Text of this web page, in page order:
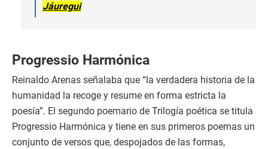
Jáuregui
Progressio Harmónica
Reinaldo Arenas señalaba que “la verdadera historia de la
humanidad la recoge y resume en forma estricta la
poesía”. El segundo poemario de Trilogía poética se titula
Progressio Harmónica y tiene en sus primeros poemas un
conjunto de versos que, despojados de las formas,